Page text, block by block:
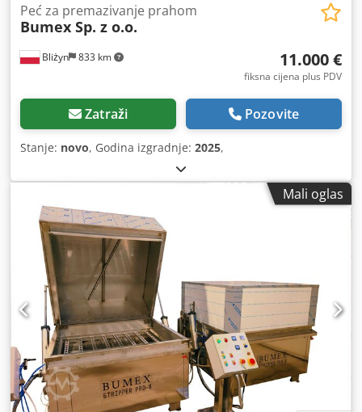
Bliżyn 833 km
Peć za premazivanje prahom
Bumex Sp. z o.o.
11.000 €
fiksna cijena plus PDV
Zatraži Pozovite
Stanje: novo, Godina izgradnje: 2025,
Mali oglas